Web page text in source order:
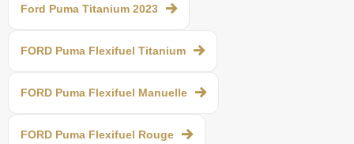
Ford Puma Titanium 2023
FORD Puma Flexifuel Titanium
FORD Puma Flexifuel Manuelle
FORD Puma Flexifuel Rouge